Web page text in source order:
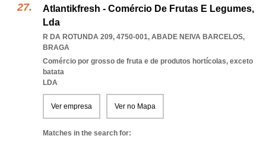
Atlantikfresh - Comércio De Frutas E Legumes,
Lda
R DA ROTUNDA 209, 4750-001, ABADE NEIVA BARCELOS,
BRAGA
Comércio por grosso de fruta e de produtos hortícolas, exceto
batata
LDA
Ver empresa Ver no Mapa
Matches in the search for: